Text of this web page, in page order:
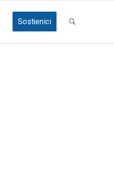
Sostienici